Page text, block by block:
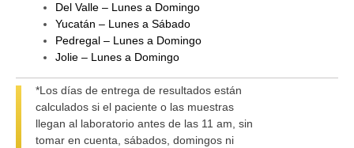
Del Valle – Lunes a Domingo
Yucatán – Lunes a Sábado
Pedregal – Lunes a Domingo
Jolie – Lunes a Domingo
*Los días de entrega de resultados están
calculados si el paciente o las muestras
llegan al laboratorio antes de las 11 am, sin
tomar en cuenta, sábados, domingos ni